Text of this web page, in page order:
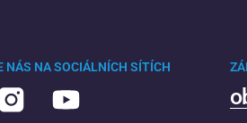
NÁS NA SOCIÁLNÍCH SÍTÍCH